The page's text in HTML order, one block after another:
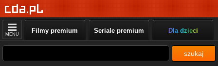
MENU Filmy premium Seriale premium Dla dzieci
szukaj